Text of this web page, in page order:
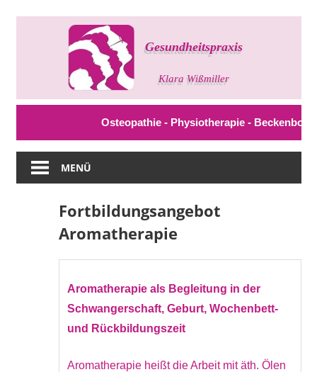
Gesundheitspraxis
Klara
Osteopathie - Physiotherapie -
MENÜ
Fortbildungsangebot
Aromatherapie
Aromatherapie als Begleitung in der
Schwangerschaft, Geburt, Wochenbett-
und Rückbildungszeit
Aromatherapie heißt die Arbeit mit äth. Ölen